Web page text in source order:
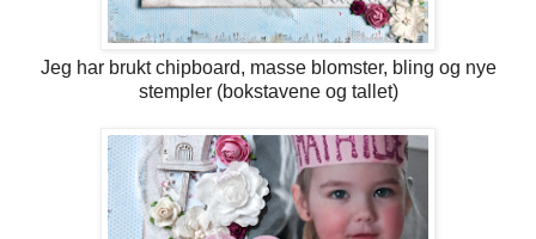
Jeg har brukt chipboard, masse blomster, bling og nye
stempler (bokstavene og tallet)